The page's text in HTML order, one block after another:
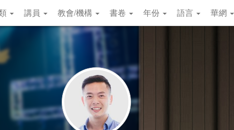
講員 教會/機構 書卷 年份 語言 華網